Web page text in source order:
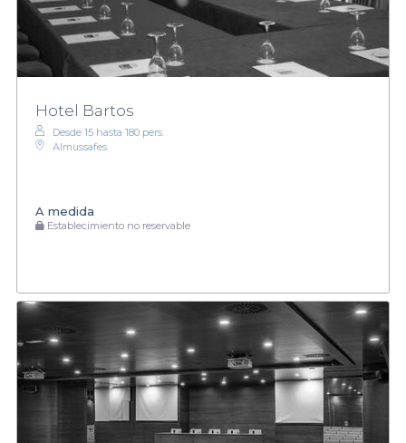
Hotel Bartos
Desde 15 hasta 180 pers.
Almussafes
A medida
Establecimiento no reservable